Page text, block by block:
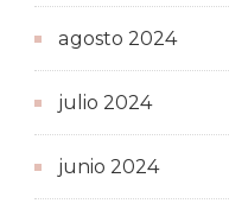
agosto 2024
julio 2024
junio 2024